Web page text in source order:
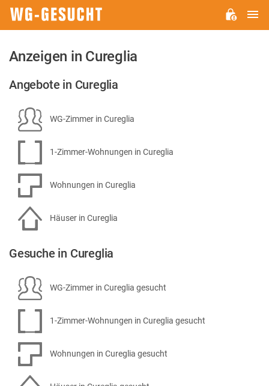
Anzeigen in Cureglia
Angebote in Cureglia
WG-Zimmer in Cureglia
1-Zimmer-Wohnungen in Cureglia
Wohnungen in Cureglia
Häuser in Cureglia
Gesuche in Cureglia
WG-Zimmer in Cureglia gesucht
1-Zimmer-Wohnungen in Cureglia gesucht
Wohnungen in Cureglia gesucht